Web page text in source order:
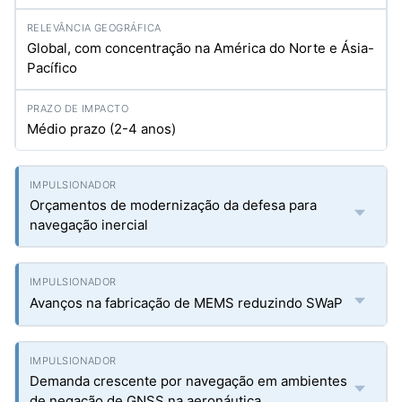
Global, com concentração na América do Norte e Ásia-
Pacífico
Médio prazo (2-4 anos)
Orçamentos de modernização da defesa para
navegação inercial
Avanços na fabricação de MEMS reduzindo SWaP
Demanda crescente por navegação em ambientes